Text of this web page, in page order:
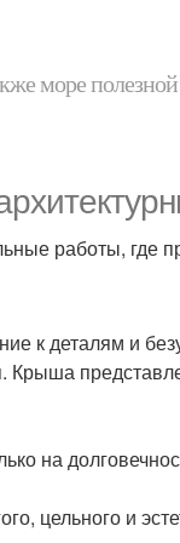
море
работы, где
к деталям и
на
цельного и